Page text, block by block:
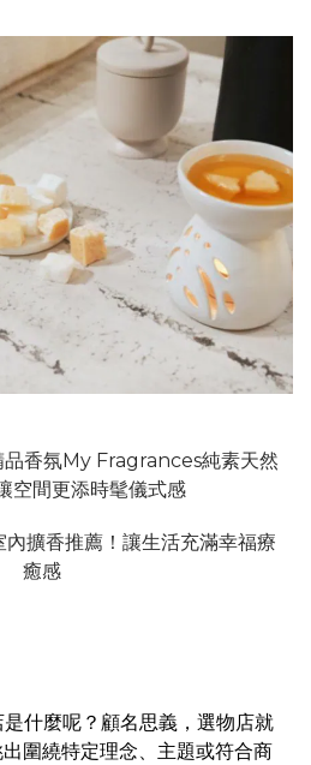
品香氛My Fragrances純素天然
空間更添時髦儀式感
內擴香推薦！讓生活充滿幸福療
癒感
什麼呢？顧名思義，選物店就
圍繞特定理念、主題或符合商